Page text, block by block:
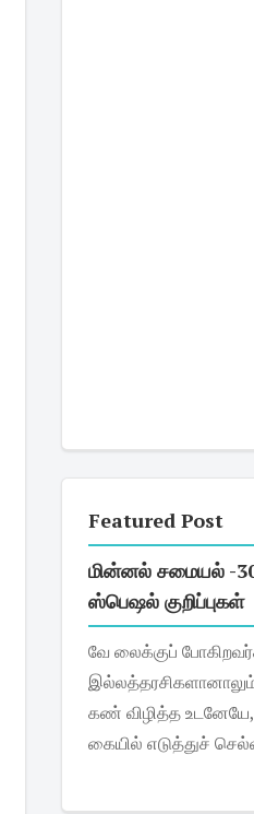
Featured Post
மின்னல் சமையல் -
ஸ்பெஷல் குறிப்புகள்
வே லைக்குப்
கண் விழித்த உடனேயே,
கையில் எடுத்துச்